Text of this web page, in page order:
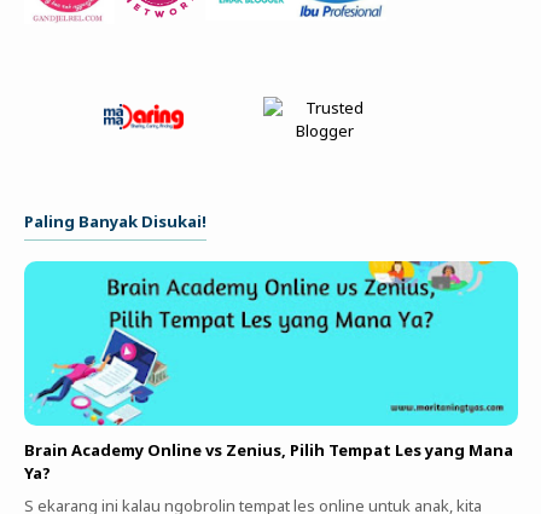
Paling Banyak Disukai!
Brain Academy Online vs Zenius, Pilih Tempat Les yang Mana
Ya?
S ekarang ini kalau ngobrolin tempat les online untuk anak, kita